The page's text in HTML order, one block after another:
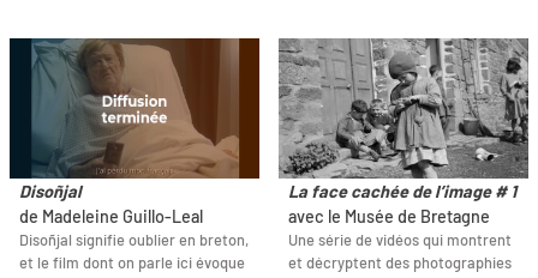
Disoñjal
de Madeleine Guillo-Leal
Disoñjal signifie oublier en breton,
et le film dont on parle ici évoque
La face cachée de l’image # 1
avec le Musée de Bretagne
Une série de vidéos qui montrent
et décryptent des photographies